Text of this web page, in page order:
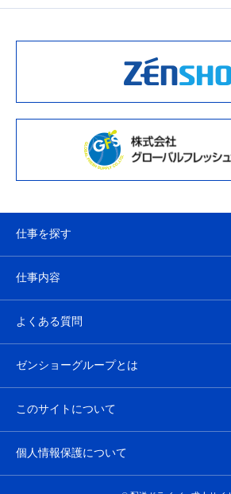
仕事を探す
仕事内容
よくある質問
ゼンショーグループとは
このサイトについて
個人情報保護について